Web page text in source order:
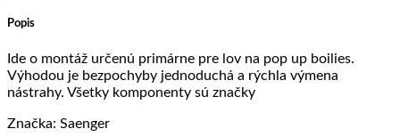
Shank
Barb
č.6
Popis
Ide o montáž určenú primárne pre lov na pop up boilies.
Výhodou je bezpochyby jednoduchá a rýchla výmena
nástrahy. Všetky komponenty sú značky
Značka: Saenger